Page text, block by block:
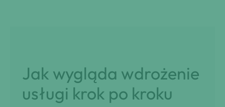
Jak wygląda wdrożenie
usługi krok po kroku